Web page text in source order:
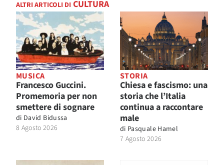
ALTRI ARTICOLI DI CULTURA
MUSICA
Francesco Guccini.
Promemoria per non
smettere di sognare
di David Bidussa
8 Agosto 2026
STORIA
Chiesa e fascismo: una
storia che l’Italia
continua a raccontare
male
di Pasquale Hamel
7 Agosto 2026